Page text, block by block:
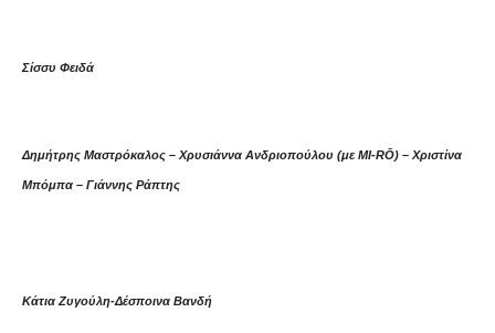
Σίσσυ Φειδά
Δημήτρης Μαστρόκαλος – Χρυσιάννα Ανδριοπούλου (με MI-RŌ) – Χριστίνα
Μπόμπα – Γιάννης Ράπτης
Κάτια Ζυγούλη-Δέσποινα Βανδή